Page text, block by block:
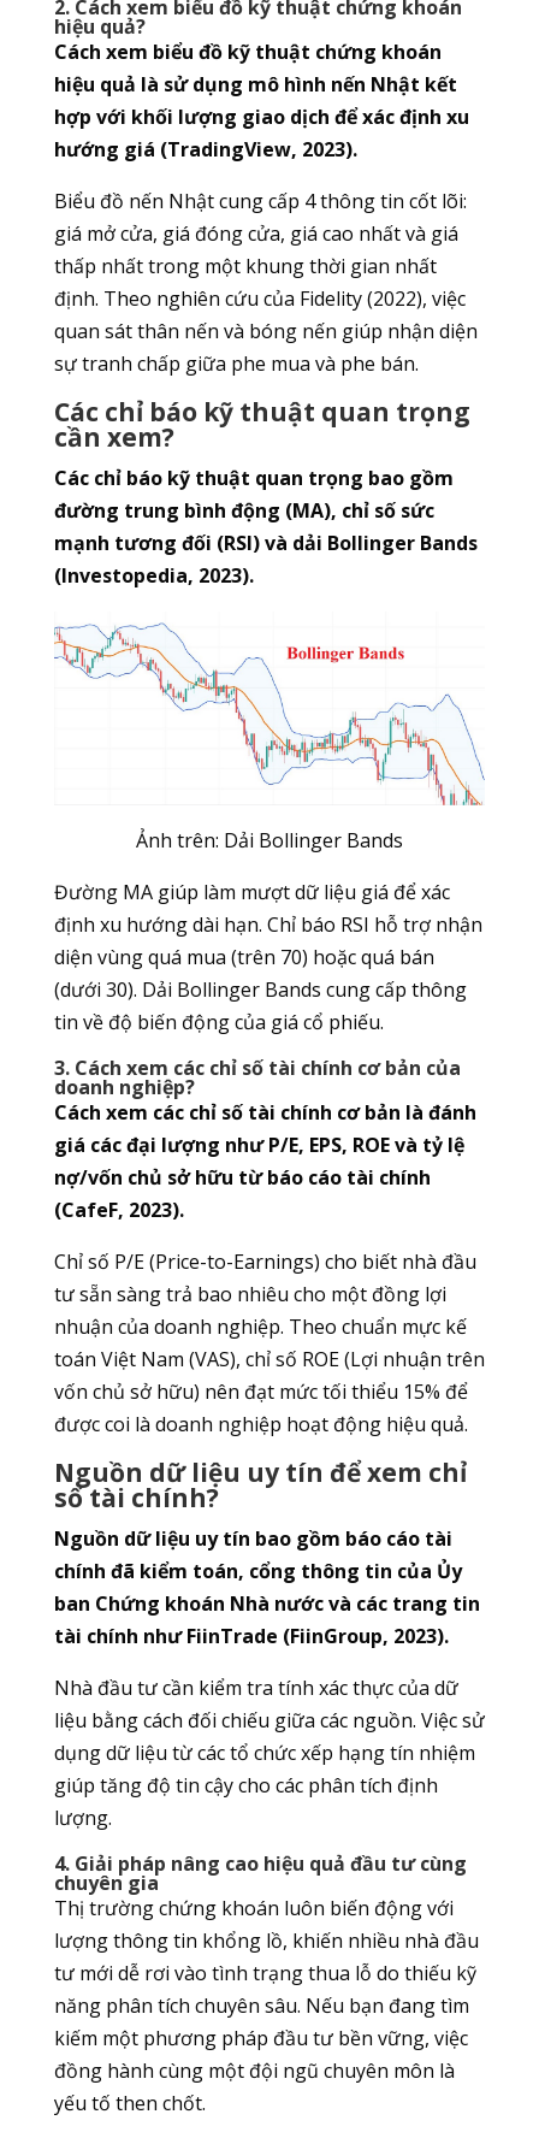
2. Cách xem biểu đồ kỹ thuật chứng khoán
hiệu quả?
Cách xem biểu đồ kỹ thuật chứng khoán
hiệu quả là sử dụng mô hình nến Nhật kết
hợp với khối lượng giao dịch để xác định xu
hướng giá (TradingView, 2023).
Biểu đồ nến Nhật cung cấp 4 thông tin cốt lõi:
giá mở cửa, giá đóng cửa, giá cao nhất và giá
thấp nhất trong một khung thời gian nhất
định. Theo nghiên cứu của Fidelity (2022), việc
quan sát thân nến và bóng nến giúp nhận diện
sự tranh chấp giữa phe mua và phe bán.
Các chỉ báo kỹ thuật quan trọng
cần xem?
Các chỉ báo kỹ thuật quan trọng bao gồm
đường trung bình động (MA), chỉ số sức
mạnh tương đối (RSI) và dải Bollinger Bands
(Investopedia, 2023).
Ảnh trên: Dải Bollinger Bands
Đường MA giúp làm mượt dữ liệu giá để xác
định xu hướng dài hạn. Chỉ báo RSI hỗ trợ nhận
diện vùng quá mua (trên 70) hoặc quá bán
(dưới 30). Dải Bollinger Bands cung cấp thông
tin về độ biến động của giá cổ phiếu.
3. Cách xem các chỉ số tài chính cơ bản của
doanh nghiệp?
Cách xem các chỉ số tài chính cơ bản là đánh
giá các đại lượng như P/E, EPS, ROE và tỷ lệ
nợ/vốn chủ sở hữu từ báo cáo tài chính
(CafeF, 2023).
Chỉ số P/E (Price-to-Earnings) cho biết nhà đầu
tư sẵn sàng trả bao nhiêu cho một đồng lợi
nhuận của doanh nghiệp. Theo chuẩn mực kế
toán Việt Nam (VAS), chỉ số ROE (Lợi nhuận trên
vốn chủ sở hữu) nên đạt mức tối thiểu 15% để
được coi là doanh nghiệp hoạt động hiệu quả.
Nguồn dữ liệu uy tín để xem chỉ
số tài chính?
Nguồn dữ liệu uy tín bao gồm báo cáo tài
chính đã kiểm toán, cổng thông tin của Ủy
ban Chứng khoán Nhà nước và các trang tin
tài chính như FiinTrade (FiinGroup, 2023).
Nhà đầu tư cần kiểm tra tính xác thực của dữ
liệu bằng cách đối chiếu giữa các nguồn. Việc sử
dụng dữ liệu từ các tổ chức xếp hạng tín nhiệm
giúp tăng độ tin cậy cho các phân tích định
lượng.
4. Giải pháp nâng cao hiệu quả đầu tư cùng
chuyên gia
Thị trường chứng khoán luôn biến động với
lượng thông tin khổng lồ, khiến nhiều nhà đầu
tư mới dễ rơi vào tình trạng thua lỗ do thiếu kỹ
năng phân tích chuyên sâu. Nếu bạn đang tìm
kiếm một phương pháp đầu tư bền vững, việc
đồng hành cùng một đội ngũ chuyên môn là
yếu tố then chốt.